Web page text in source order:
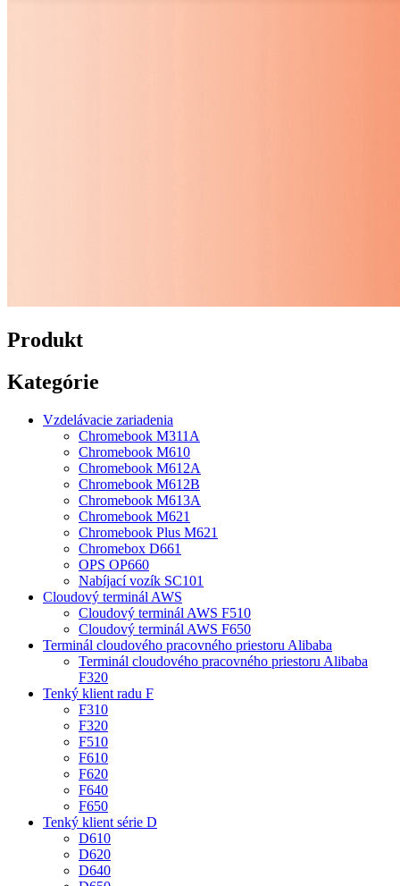
Produkt
Kategórie
Vzdelávacie zariadenia
Chromebook M311A
Chromebook M610
Chromebook M612A
Chromebook M612B
Chromebook M613A
Chromebook M621
Chromebook Plus M621
Chromebox D661
OPS OP660
Nabíjací vozík SC101
Cloudový terminál AWS
Cloudový terminál AWS F510
Cloudový terminál AWS F650
Terminál cloudového pracovného priestoru Alibaba
Terminál cloudového pracovného priestoru Alibaba
F320
Tenký klient radu F
F310
F320
F510
F610
F620
F640
F650
Tenký klient série D
D610
D620
D640